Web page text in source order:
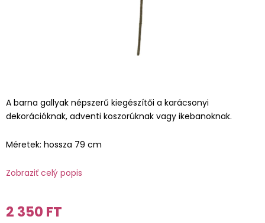
A barna gallyak népszerű kiegészítői a karácsonyi
dekorációknak, adventi koszorúknak vagy ikebanoknak.
Méretek: hossza 79 cm
Zobraziť celý popis
2 350 FT